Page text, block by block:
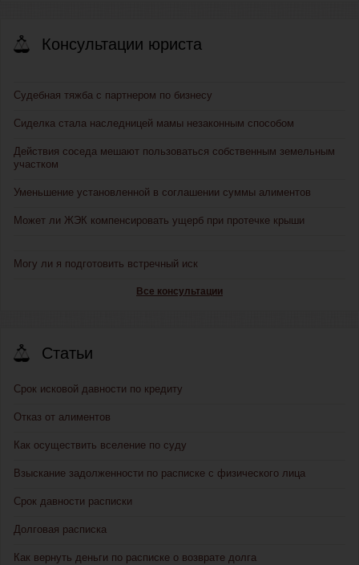
Консультации юриста
Судебная тяжба с партнером по бизнесу
Сиделка стала наследницей мамы незаконным способом
Действия соседа мешают пользоваться собственным земельным
участком
Уменьшение установленной в соглашении суммы алиментов
Может ли ЖЭК компенсировать ущерб при протечке крыши
Могу ли я подготовить встречный иск
Все консультации
Статьи
Срок исковой давности по кредиту
Отказ от алиментов
Как осуществить вселение по суду
Взыскание задолженности по расписке с физического лица
Срок давности расписки
Долговая расписка
Как вернуть деньги по расписке о возврате долга